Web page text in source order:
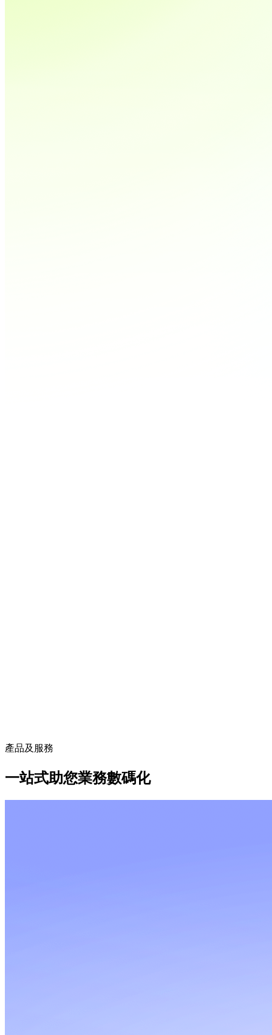
產品及服務
一站式助您業務數碼化